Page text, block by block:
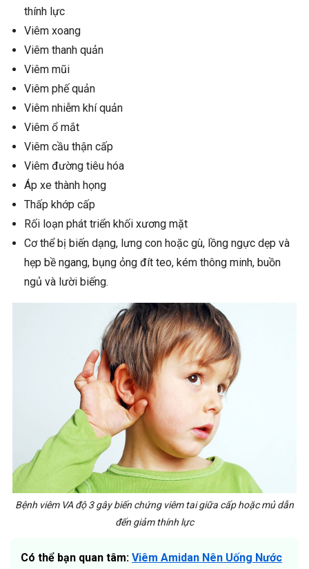
thính lực
Viêm xoang
Viêm thanh quản
Viêm mũi
Viêm phế quản
Viêm nhiễm khí quản
Viêm ổ mắt
Viêm cầu thận cấp
Viêm đường tiêu hóa
Áp xe thành họng
Thấp khớp cấp
Rối loạn phát triển khối xương mặt
Cơ thể bị biến dạng, lưng con hoặc gù, lồng ngực dẹp và
hẹp bề ngang, bụng ỏng đít teo, kém thông minh, buồn
ngủ và lười biếng.
Bệnh viêm VA độ 3 gây biến chứng viêm tai giữa cấp hoặc mủ dẫn
đến giảm thính lực
Có thể bạn quan tâm: Viêm Amidan Nên Uống Nước